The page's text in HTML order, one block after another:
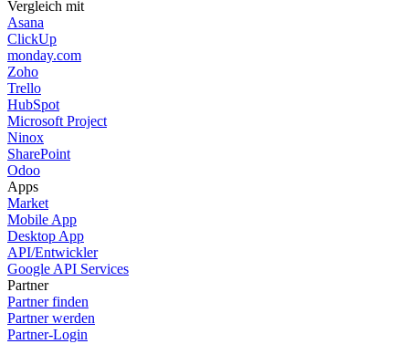
Vergleich mit
Asana
ClickUp
monday.com
Zoho
Trello
HubSpot
Microsoft Project
Ninox
SharePoint
Odoo
Apps
Market
Mobile App
Desktop App
API/Entwickler
Google API Services
Partner
Partner finden
Partner werden
Partner-Login